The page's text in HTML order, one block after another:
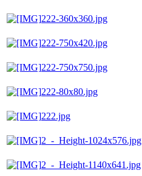
222-360x360.jpg
222-750x420.jpg
222-750x750.jpg
222-80x80.jpg
222.jpg
2_-_Height-1024x576.jpg
2_-_Height-1140x641.jpg